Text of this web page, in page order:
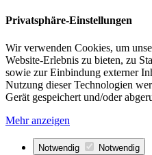
Privatsphäre-Einstellungen
Wir verwenden Cookies, um
Website-Erlebnis zu bieten, zu
sowie zur Einbindung externer
Nutzung dieser Technologien
Gerät gespeichert und/oder
Mehr anzeigen
Notwendig Notwendig